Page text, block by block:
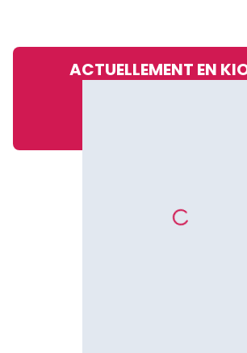
ACTUELLEMENT EN